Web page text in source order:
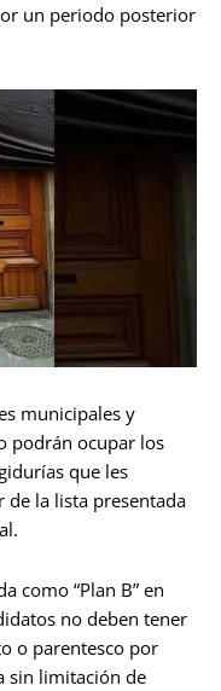
un periodo posterior
municipales y
podrán ocupar los
que les
de la lista presentada
como “Plan B” en
no deben tener
o parentesco por
sin limitación de